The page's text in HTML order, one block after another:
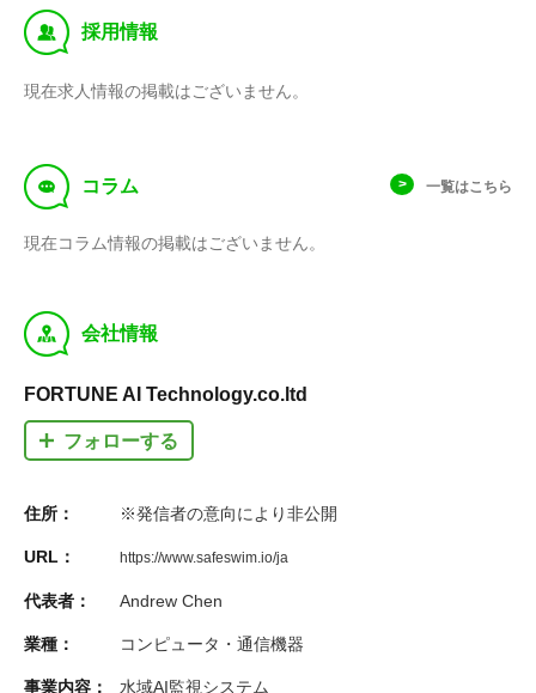
‰ 採用情報
現在求人情報の掲載はございません。
f コラム 一覧はこちら
現在コラム情報の掲載はございません。
y 会社情報
FORTUNE AI Technology.co.ltd
フォローする
住所： ※発信者の意向により非公開
URL： https://www.safeswim.io/ja
代表者： Andrew Chen
業種： コンピュータ・通信機器
事業内容： 水域AI監視システム